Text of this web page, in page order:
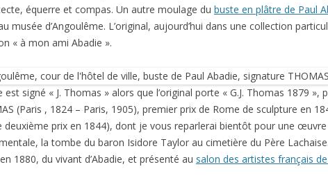
équerre et compas. Un autre moulage du buste en plâtre de Paul
musée d’Angoulême. L’original, aujourd’hui dans une collection
« à mon ami Abadie ».
est signé « J. Thomas » alors que l’original porte « G.J. Thomas 1879 »,
(Paris , 1824 – Paris, 1905), premier prix de Rome de sculpture en
deuxième prix en 1844), dont je vous reparlerai bientôt pour une
la tombe du baron Isidore Taylor au cimetière du Père
1880, du vivant d’Abadie, et présenté au salon des artistes français